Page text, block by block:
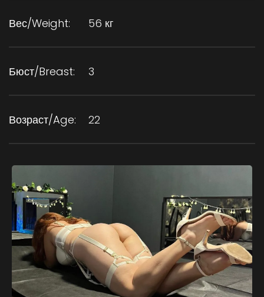
Вес/Weight: 56 кг
Бюст/Breast: 3
Возраст/Age: 22